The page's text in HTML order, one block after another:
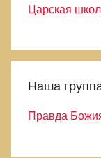
Царская
Наша
Правда